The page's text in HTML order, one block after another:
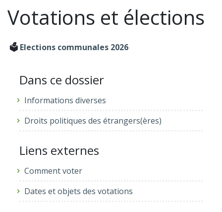
Votations et élections
🗳️ Elections communales 2026
Dans ce dossier
Informations diverses
Droits politiques des étrangers(ères)
Liens externes
Comment voter
Dates et objets des votations